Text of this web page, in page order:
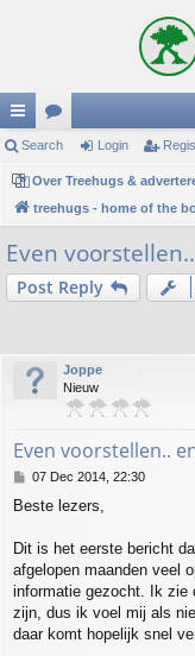
ui
ck
lin
ks
or
u
m
s
Search Login
Over Treehugs &
treehugs - home of the
Even
Post Reply
Joppe
Nieuw
Even voorstellen..
P
s
07 Dec 2014, 22:30
Beste lezers,
Dit is het eerste bericht
afgelopen maanden veel
informatie gezocht. Ik zie
zijn, dus ik voel mij als
daar komt hopelijk snel